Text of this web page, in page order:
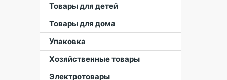
Товары для детей
Товары для дома
Упаковка
Хозяйственные товары
Электротовары